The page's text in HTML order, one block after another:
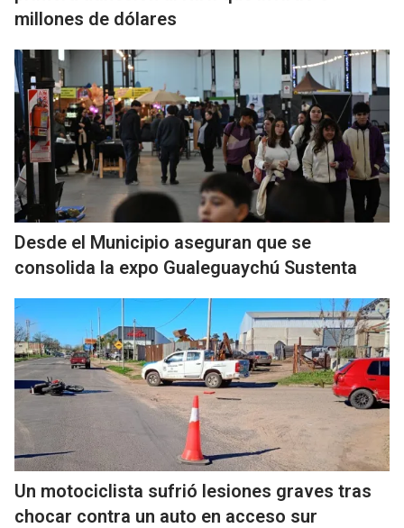
millones de dólares
Desde el Municipio aseguran que se
consolida la expo Gualeguaychú Sustenta
Un motociclista sufrió lesiones graves tras
chocar contra un auto en acceso sur